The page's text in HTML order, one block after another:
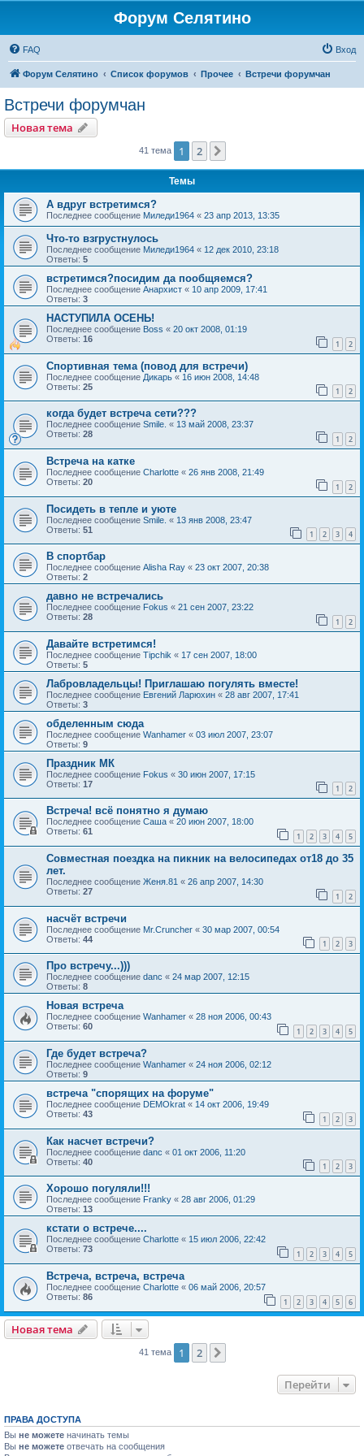
Форум Селятино
FAQ Вход
Форум Селятино Список форумов Прочее Встречи форумчан
Встречи форумчан
Новая тема
41 тема 1 2
Темы
А вдруг встретимся?
Последнее сообщение Миледи1964 « 23 апр 2013, 13:35
Что-то взгрустнулось
Последнее сообщение Миледи1964 « 12 дек 2010, 23:18
Ответы: 5
встретимся?посидим да пообщяемся?
Последнее сообщение Анархист « 10 апр 2009, 17:41
Ответы: 3
НАСТУПИЛА ОСЕНЬ!
Последнее сообщение Boss « 20 окт 2008, 01:19
Ответы: 16 1 2
Спортивная тема (повод для встречи)
Последнее сообщение Дикарь « 16 июн 2008, 14:48
Ответы: 25 1 2
когда будет встреча сети???
Последнее сообщение Smile. « 13 май 2008, 23:37
Ответы: 28 1 2
Встреча на катке
Последнее сообщение Charlotte « 26 янв 2008, 21:49
Ответы: 20 1 2
Посидеть в тепле и уюте
Последнее сообщение Smile. « 13 янв 2008, 23:47
Ответы: 51 1 2 3 4
В спортбар
Последнее сообщение Alisha Ray « 23 окт 2007, 20:38
Ответы: 2
давно не встречались
Последнее сообщение Fokus « 21 сен 2007, 23:22
Ответы: 28 1 2
Давайте встретимся!
Последнее сообщение Tipchik « 17 сен 2007, 18:00
Ответы: 5
Лабровладельцы! Приглашаю погулять вместе!
Последнее сообщение Евгений Ларюхин « 28 авг 2007, 17:41
Ответы: 3
обделенным сюда
Последнее сообщение Wanhamer « 03 июл 2007, 23:07
Ответы: 9
Праздник МК
Последнее сообщение Fokus « 30 июн 2007, 17:15
Ответы: 17 1 2
Встреча! всё понятно я думаю
Последнее сообщение Саша « 20 июн 2007, 18:00
Ответы: 61 1 2 3 4 5
Совместная поездка на пикник на велосипедах от18 до 35
лет.
Последнее сообщение Женя.81 « 26 апр 2007, 14:30
Ответы: 27 1 2
насчёт встречи
Последнее сообщение Mr.Cruncher « 30 мар 2007, 00:54
Ответы: 44 1 2 3
Про встречу...)))
Последнее сообщение danc « 24 мар 2007, 12:15
Ответы: 8
Новая встреча
Последнее сообщение Wanhamer « 28 ноя 2006, 00:43
Ответы: 60 1 2 3 4 5
Где будет встреча?
Последнее сообщение Wanhamer « 24 ноя 2006, 02:12
Ответы: 9
встреча "спорящих на форуме"
Последнее сообщение DEMOkrat « 14 окт 2006, 19:49
Ответы: 43 1 2 3
Как насчет встречи?
Последнее сообщение danc « 01 окт 2006, 11:20
Ответы: 40 1 2 3
Хорошо погуляли!!!
Последнее сообщение Franky « 28 авг 2006, 01:29
Ответы: 13
кстати о встрече....
Последнее сообщение Charlotte « 15 июл 2006, 22:42
Ответы: 73 1 2 3 4 5
Встреча, встреча, встреча
Последнее сообщение Charlotte « 06 май 2006, 20:57
Ответы: 86 1 2 3 4 5 6
Новая тема
41 тема 1 2
Перейти
ПРАВА ДОСТУПА
Вы не можете начинать темы
Вы не можете отвечать на сообщения